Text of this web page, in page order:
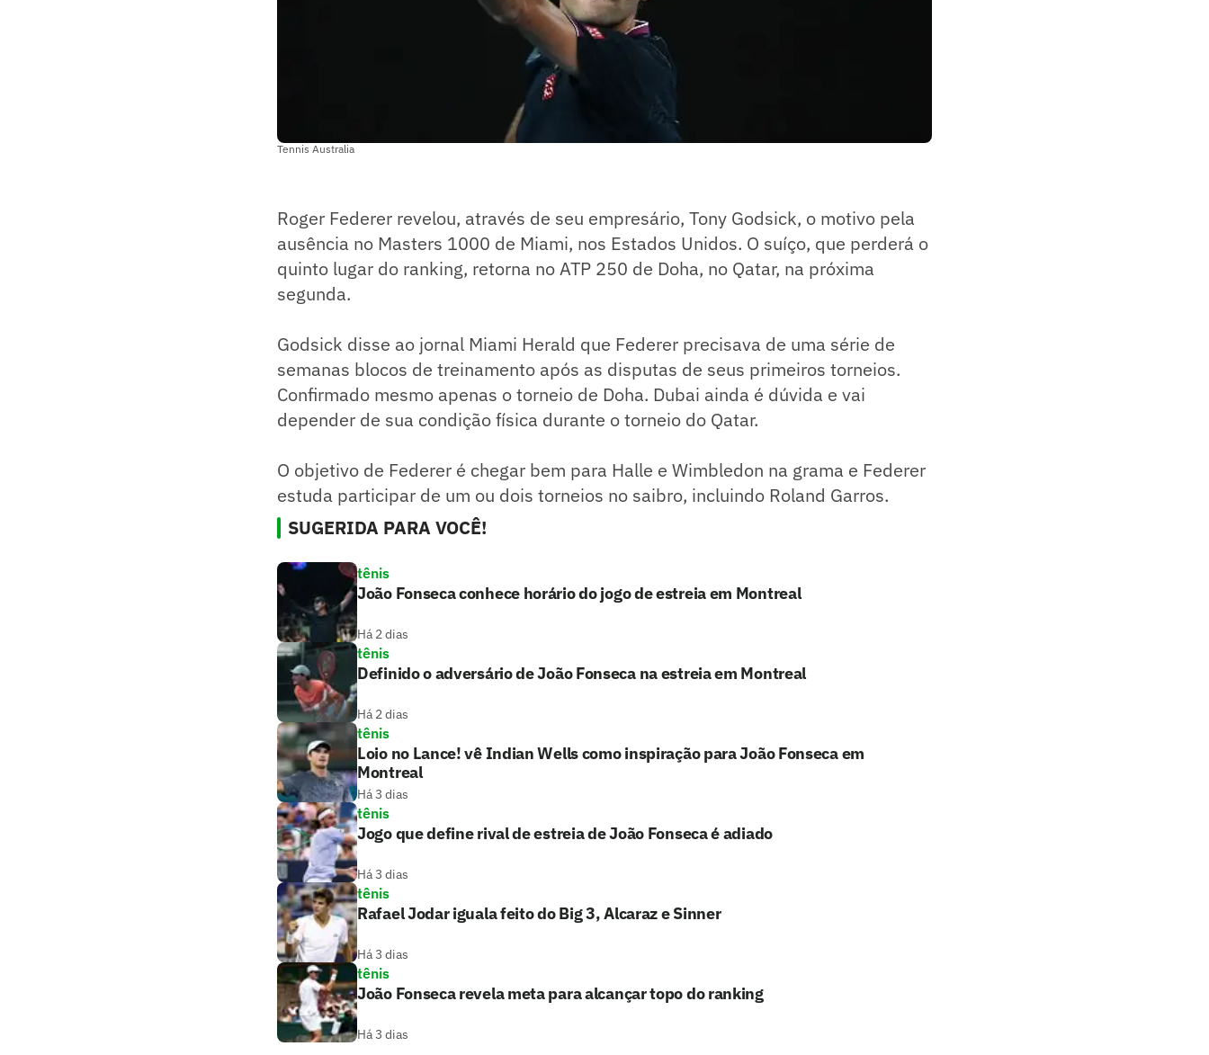
Tennis Australia
Roger Federer revelou, através de seu empresário, Tony Godsick, o motivo pela
ausência no Masters 1000 de Miami, nos Estados Unidos. O suíço, que perderá o
quinto lugar do ranking, retorna no ATP 250 de Doha, no Qatar, na próxima
segunda.
Godsick disse ao jornal Miami Herald que Federer precisava de uma série de
semanas blocos de treinamento após as disputas de seus primeiros torneios.
Confirmado mesmo apenas o torneio de Doha. Dubai ainda é dúvida e vai
depender de sua condição física durante o torneio do Qatar.
O objetivo de Federer é chegar bem para Halle e Wimbledon na grama e Federer
estuda participar de um ou dois torneios no saibro, incluindo Roland Garros.
SUGERIDA PARA VOCÊ!
tênis
João Fonseca conhece horário do jogo de estreia em Montreal
Há 2 dias
tênis
Definido o adversário de João Fonseca na estreia em Montreal
Há 2 dias
tênis
Loio no Lance! vê Indian Wells como inspiração para João Fonseca em
Montreal
Há 3 dias
tênis
Jogo que define rival de estreia de João Fonseca é adiado
Há 3 dias
tênis
Rafael Jodar iguala feito do Big 3, Alcaraz e Sinner
Há 3 dias
tênis
João Fonseca revela meta para alcançar topo do ranking
Há 3 dias